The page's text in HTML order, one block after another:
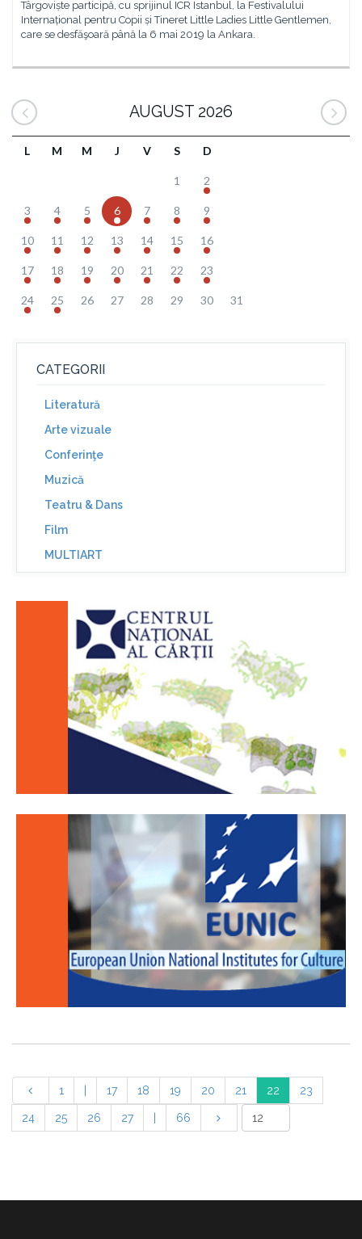
Târgoviște participă, cu sprijinul ICR Istanbul, la Festivalului
Internațional pentru Copii și Tineret Little Ladies Little Gentlemen,
care se desfăşoară până la 6 mai 2019 la Ankara.
AUGUST 2026
L M M J V S D
1 2
3 4 5 6 7 8 9
10 11 12 13 14 15 16
17 18 19 20 21 22 23
24 25 26 27 28 29 30 31
CATEGORII
Literatură
Arte vizuale
Conferinţe
Muzică
Teatru & Dans
Film
MULTIART
1 17 18 19 20 21 22 23
24 25 26 27 66